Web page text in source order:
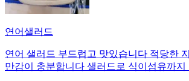
연어샐러드
연어 샐러드 부드럽고 맛있습니다 적당한
만감이 충분합니다 샐러드로 식이섬유까